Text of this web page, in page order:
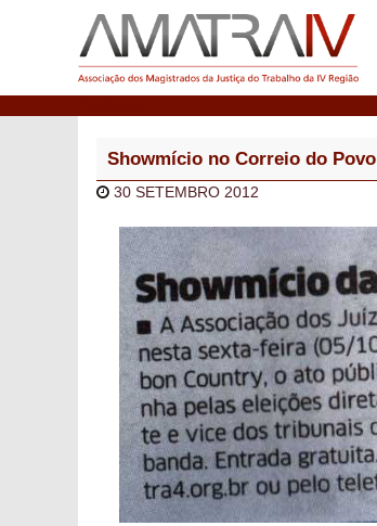
Showmício no Correio do Povo
30 SETEMBRO 2012